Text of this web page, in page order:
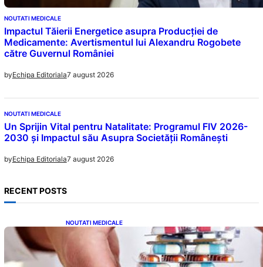
NOUTATI MEDICALE
Impactul Tăierii Energetice asupra Producției de
Medicamente: Avertismentul lui Alexandru Rogobete
către Guvernul României
byEchipa Editoriala7 august 2026
NOUTATI MEDICALE
Un Sprijin Vital pentru Natalitate: Programul FIV 2026-
2030 și Impactul său Asupra Societății Românești
byEchipa Editoriala7 august 2026
RECENT POSTS
NOUTATI MEDICALE
Criza Medicamentelor pentru Tulburări
Digestive: Ce Înseamnă Suspendarea Colebil
și Panzcebil pentru Pacienți